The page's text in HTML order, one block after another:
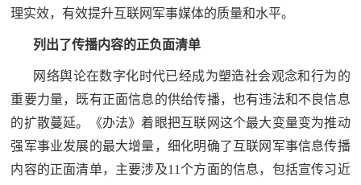
知
国
防
全
民
国
防
子
弟
兵
理实效，有效提升互联网军事媒体的质量和水平。
列出了传播内容的正负面清单
网络舆论在数字化时代已经成为塑造社会观念和行为的
重要力量，既有正面信息的供给传播，也有违法和不良信息
的扩散蔓延。《办法》着眼把互联网这个最大变量变为推动
强军事业发展的最大增量，细化明确了互联网军事信息传播
内容的正面清单，主要涉及11个方面的信息，包括宣传习近